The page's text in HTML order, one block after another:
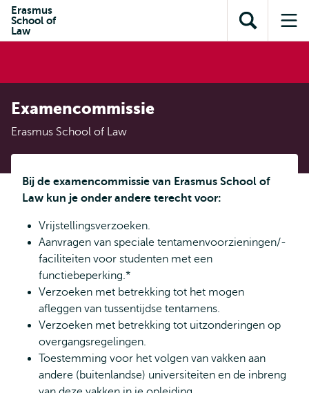
inhoud
Direct naar
subnavigatie
Erasmus
School of
Law
Toon
zoekveld
Examencommissie
Erasmus School of Law
Bij de examencommissie van Erasmus School of
Law kun je onder andere terecht voor:
Vrijstellingsverzoeken.
Aanvragen van speciale tentamenvoorzieningen/-
faciliteiten voor studenten met een
functiebeperking.*
Verzoeken met betrekking tot het mogen
afleggen van tussentijdse tentamens.
Verzoeken met betrekking tot uitzonderingen op
overgangsregelingen.
Toestemming voor het volgen van vakken aan
andere (buitenlandse) universiteiten en de inbreng